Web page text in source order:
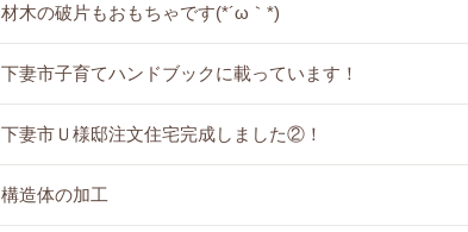
材木の破片もおもちゃです(*´ω｀*)
下妻市子育てハンドブックに載っています！
下妻市Ｕ様邸注文住宅完成しました②！
構造体の加工